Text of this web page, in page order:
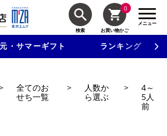
検索
0
お買い物かご
メニュー
・サマーギフト ランキング
以上で使える500円クーポンを進呈！
全てのお
せち一覧
>
人数か
ら選ぶ
>
4～
5人
前